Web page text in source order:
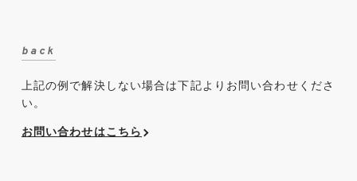
back
上記の例で解決しない場合は下記よりお問い合わせくださ
い。
お問い合わせはこちら